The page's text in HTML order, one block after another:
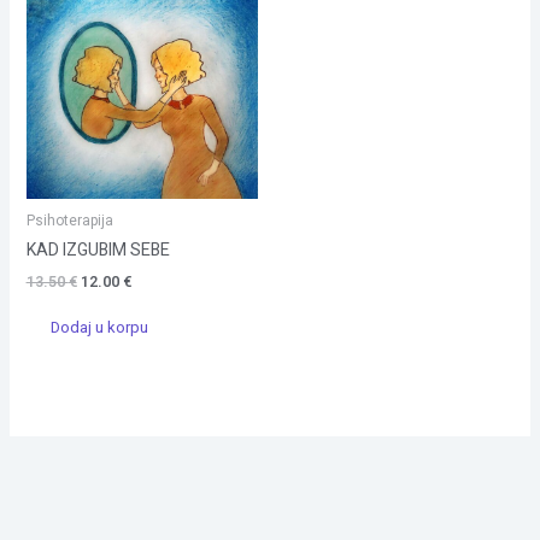
Psihoterapija
KAD IZGUBIM SEBE
13.50€ 12.00 €
Dodaj u korpu